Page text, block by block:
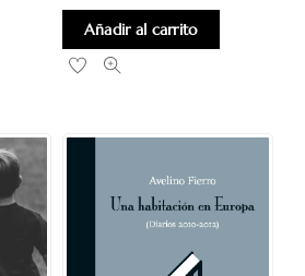
Añadir al carrito